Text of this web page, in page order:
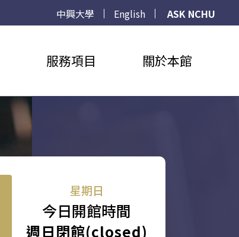
中興大學 English
ASK NCHU
服務項目 關於本館
星期日
今日開館時間
週日閉館(closed)